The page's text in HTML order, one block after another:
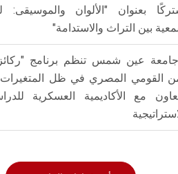
بعنوان "الألوان والموسيقى:
بين التراث والاستدامة"
جامعة عين شمس تنظم برنامج
القومي المصري في ظل
مع الأكاديمية العسكرية